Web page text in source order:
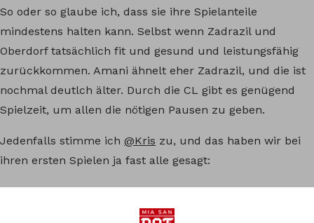
So oder so glaube ich, dass sie ihre Spielanteile
mindestens halten kann. Selbst wenn Zadrazil und
Oberdorf tatsächlich fit und gesund und leistungsfähig
zurückkommen. Amani ähnelt eher Zadrazil, und die ist
nochmal deutlch älter. Durch die CL gibt es genügend
Spielzeit, um allen die nötigen Pausen zu geben.
Jedenfalls stimme ich @Kris zu, und das haben wir bei
ihren ersten Spielen ja fast alle gesagt:
Da haben wir wirklich sehr gut gescoutet. Eine so gute
Spielerin, die bisher eher an der Peripherie vom